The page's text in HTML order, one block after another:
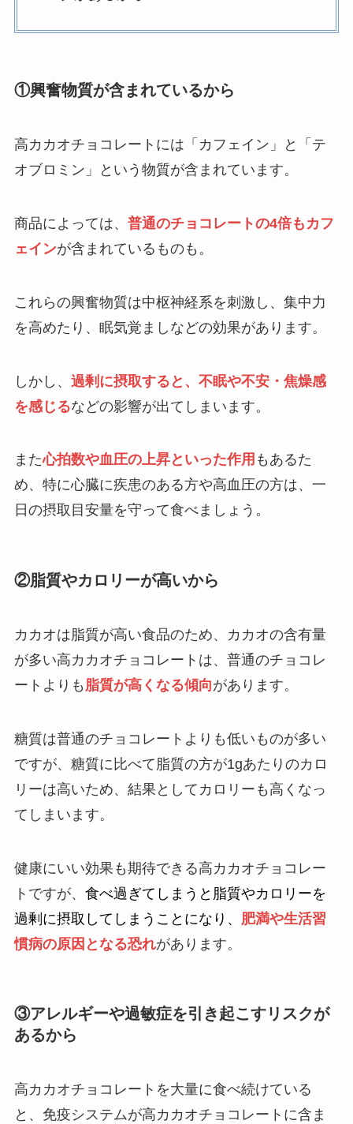
ココナッツオイルは食べてはいけない！？
び方・無添加商品を紹介！
危険性を詳しく紹介！飲み過ぎるとどうな
る？
ド！後悔した人の口コミやかわいそうと言
われる理由は？
悪い？口コミや無添加商品を紹介！
アルファ米が危険と言われる理由は？体に
悪いから？デメリットや効果を解説！
メーカーの特徴や後悔した人の口コミを紹
介！
買ってはいけないグミはどれ？危険なメー
カーの特徴は？口コミや無添加商品を紹
介！
買ってはいけない洗濯機はどれ？正しく選
ぶための特徴や避けるべきメーカを紹介！
アガベシロップが体に悪い理由は？危険性
①興奮物質が含まれているから
高カカオチョコレートには「カフェイン」と「テ
オブロミン」という物質が含まれています。
商品によっては、 普通のチョコレートの4倍もカフ
ェインが含まれているものも。
これらの興奮物質は中枢神経系を刺激し、集中力
を高めたり、眠気覚ましなどの効果があります。
しかし、 過剰に摂取すると、不眠や不安・焦燥感
を感じるなどの影響が出てしまいます。
また心拍数や血圧の上昇といった作用 もあるた
め、特に心臓に疾患のある方や高血圧の方は、一
日の摂取目安量を守って食べましょう。
②脂質やカロリーが高いから
カカオは脂質が高い食品のため、カカオの含有量
が多い高カカオチョコレートは、普通のチョコレ
ートよりも 脂質が高くなる傾向があります。
糖質は普通のチョコレートよりも低いものが多い
ですが、糖質に比べて脂質の方が1gあたりのカロ
リーは高いため、結果としてカロリーも高くなっ
てしまいます。
健康にいい効果も期待できる高カカオチョコレー
トですが、 食べ過ぎてしまうと脂質やカロリーを
過剰に摂取してしまうことになり、 肥満や生活習
慣病の原因となる恐れがあります。
③アレルギーや過敏症を引き起こすリスクが
あるから
高カカオチョコレートを大量に食べ続けている
と、免疫システムが高カカオチョコレートに含ま